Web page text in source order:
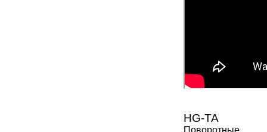
HG-ТА
Поворотные